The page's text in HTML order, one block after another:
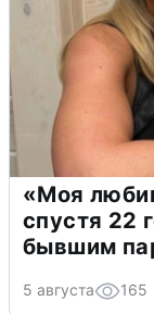
«Моя
спустя 22
бывшим
5 августа 165